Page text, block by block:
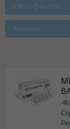
Сертификаты
Аналоги
-